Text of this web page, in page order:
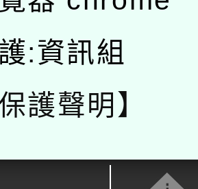
:資訊組
護聲明】